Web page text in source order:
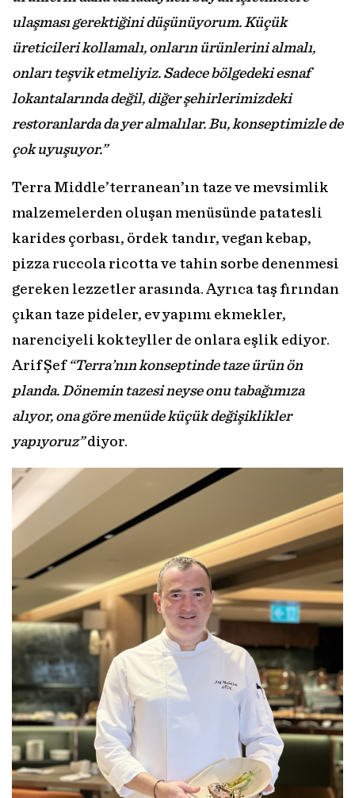
ulaşması gerektiğini düşünüyorum. Küçük
üreticileri kollamalı, onların ürünlerini almalı,
onları teşvik etmeliyiz. Sadece bölgedeki esnaf
lokantalarında değil, diğer şehirlerimizdeki
restoranlarda da yer almalılar. Bu, konseptimizle de
çok uyuşuyor.”
Terra Middle’terranean’ın taze ve mevsimlik
malzemelerden oluşan menüsünde patatesli
karides çorbası, ördek tandır, vegan kebap,
pizza ruccola ricotta ve tahin sorbe denenmesi
gereken lezzetler arasında. Ayrıca taş fırından
çıkan taze pideler, ev yapımı ekmekler,
narenciyeli kokteyller de onlara eşlik ediyor.
Arif Şef “Terra’nın konseptinde taze ürün ön
planda. Dönemin tazesi neyse onu tabağımıza
alıyor, ona göre menüde küçük değişiklikler
yapıyoruz”diyor.